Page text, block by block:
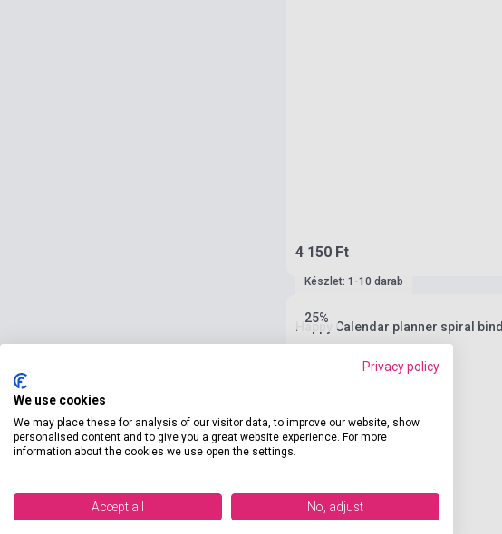
4 150 Ft
25%
Készlet: 1-10 darab
Happy Calendar planner spiral
Privacy policy
We use cookies
We may place these for analysis of our visitor data, to improve our website, show
personalised content and to give you a great website experience. For more
information about the cookies we use open the settings.
Accept all No, adjust